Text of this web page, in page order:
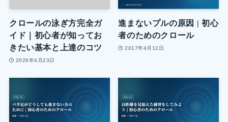
クロールの泳ぎ方完全ガ
イド｜初心者が知ってお
きたい基本と上達のコツ
2026年4月23日
進まないプルの原因 | 初心
者のためのクロール
2017年4月12日